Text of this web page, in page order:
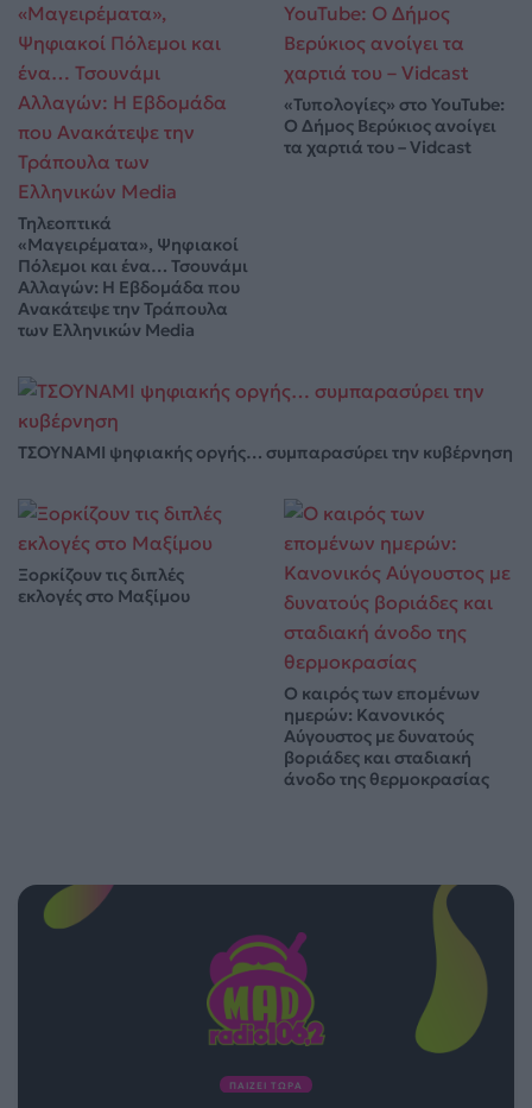
Τηλεοπτικά
«Μαγειρέματα», Ψηφιακοί
Πόλεμοι και ένα… Τσουνάμι
Αλλαγών: Η Εβδομάδα που
Ανακάτεψε την Τράπουλα
των Ελληνικών Media
«Τυπολογίες» στο YouTube:
Ο Δήμος Βερύκιος ανοίγει
τα χαρτιά του – Vidcast
ΤΣΟΥΝΑΜΙ ψηφιακής οργής… συμπαρασύρει την κυβέρνηση
Ξορκίζουν τις διπλές
εκλογές στο Μαξίμου
Ο καιρός των επομένων
ημερών: Κανονικός
Αύγουστος με δυνατούς
βοριάδες και σταδιακή
άνοδο της θερμοκρασίας
ΠΑΙΖΕΙ ΤΩΡΑ